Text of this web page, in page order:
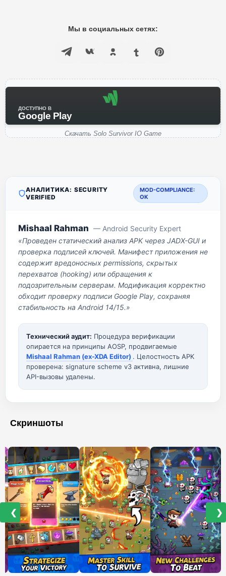
Мы в социальных сетях:
ДОСТУПНО В
Google Play
Скачать Solo Survivor IO Game
АНАЛИТИКА: SECURITY
VERIFIED
MOD-COMPLIANCE:
OK
Mishaal Rahman — Android Security Expert
«Проведен статический анализ APK через JADX-GUI и
проверка подписей ключей. Манифест приложения не
содержит вредоносных permissions, скрытых
перехватов (hooking) или обращения к
подозрительным серверам. Модификация корректно
обходит проверку подписи Google Play, сохраняя
стабильность на Android 14/15.»
Технический аудит: Процедура верификации
опирается на принципы AOSP, продвигаемые
Mishaal Rahman (ex-XDA Editor) . Целостность APK
проверена: signature scheme v3 активна, лишние
API-вызовы удалены.
Скриншоты
❮ ❯